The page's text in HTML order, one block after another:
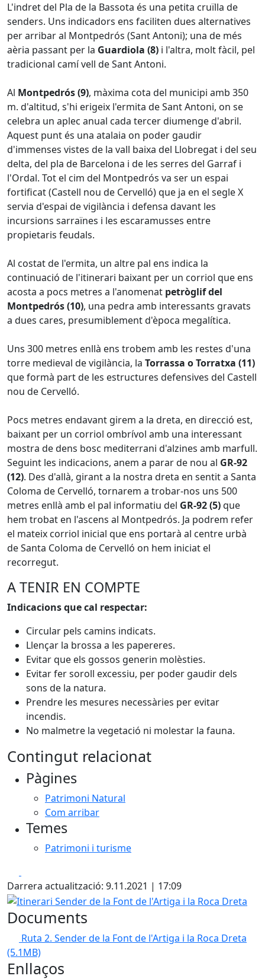
L'indret del Pla de la Bassota és una petita cruïlla de
senders. Uns indicadors ens faciliten dues alternatives
per arribar al Montpedrós (Sant Antoni); una de més
aèria passant per la Guardiola (8) i l'altra, molt fàcil, pel
tradicional camí vell de Sant Antoni.
Al Montpedrós (9), màxima cota del municipi amb 350
m. d'altitud, s'hi erigeix l'ermita de Sant Antoni, on se
celebra un aplec anual cada tercer diumenge d'abril.
Aquest punt és una atalaia on poder gaudir
d'immenses vistes de la vall baixa del Llobregat i del seu
delta, del pla de Barcelona i de les serres del Garraf i
l'Ordal. Tot el cim del Montpedrós va ser un espai
fortificat (Castell nou de Cervelló) que ja en el segle X
servia d'espai de vigilància i defensa davant les
incursions sarraïnes i les escaramusses entre
propietaris feudals.
Al costat de l'ermita, un altre pal ens indica la
continuació de l'itinerari baixant per un corriol que ens
acosta a pocs metres a l'anomenat petròglif del
Montpedrós (10), una pedra amb interessants gravats
a dues cares, presumiblement d'època megalítica.
Uns 300 metres enllà ens trobem amb les restes d'una
torre medieval de vigilància, la Torrassa o Torratxa (11)
que formà part de les estructures defensives del Castell
nou de Cervelló.
Pocs metres endavant girem a la dreta, en direcció est,
baixant per un corriol ombrívol amb una interessant
mostra de dens bosc mediterrani d'alzines amb marfull.
Seguint les indicacions, anem a parar de nou al GR-92
(12). Des d'allà, girant a la nostra dreta en sentit a Santa
Coloma de Cervelló, tornarem a trobar-nos uns 500
metres enllà amb el pal informatiu del GR-92 (5)que
hem trobat en l'ascens al Montpedrós. Ja podrem refer
el mateix corriol inicial que ens portarà al centre urbà
de Santa Coloma de Cervelló on hem iniciat el
recorregut.
A TENIR EN COMPTE
Indicacions que cal respectar:
Circular pels camins indicats.
Llençar la brossa a les papereres.
Evitar que els gossos generin molèsties.
Evitar fer soroll excessiu, per poder gaudir dels
sons de la natura.
Prendre les mesures necessàries per evitar
incendis.
No malmetre la vegetació ni molestar la fauna.
Contingut relacionat
Pàgines
Patrimoni Natural
Com arribar
Temes
Patrimoni i turisme
Darrera actualització: 9.11.2021 | 17:09
Itinerari Sender de la Font de l'Artiga i la Roca Dreta
Documents
Ruta 2. Sender de la Font de l'Artiga i la Roca Dreta
(5.1MB)
Enllaços